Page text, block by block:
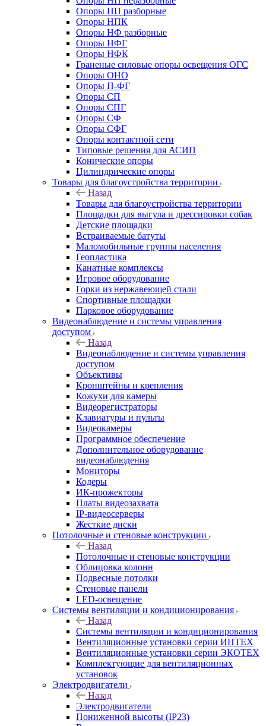
Опоры НП разборные
Опоры НПК
Опоры НФ разборные
Опоры НФГ
Опоры НФК
Граненые силовые опоры освещения ОГС
Опоры ОНО
Опоры П-ФГ
Опоры СП
Опоры СПГ
Опоры СФ
Опоры СФГ
Опоры контактной сети
Типовые решения для АСИП
Конические опоры
Цилиндрические опоры
Товары для благоустройства территории
Назад
Товары для благоустройства территории
Площадки для выгула и дрессировки собак
Детские площадки
Встраиваемые батуты
Маломобильные группы населения
Геопластика
Канатные комплексы
Игровое оборудование
Горки из нержавеющей стали
Спортивные площадки
Парковое оборудование
Видеонаблюдение и системы управления
доступом
Назад
Видеонаблюдение и системы управления
доступом
Объективы
Кронштейны и крепления
Кожухи для камеры
Видеорегистраторы
Клавиатуры и пульты
Видеокамеры
Программное обеспечение
Дополнительное оборудование
видеонаблюдения
Мониторы
Кодеры
ИК-прожекторы
Платы видеозахвата
IP-видеосерверы
Жесткие диски
Потолочные и стеновые конструкции
Назад
Потолочные и стеновые конструкции
Облицовка колонн
Подвесные потолки
Стеновые панели
LED-освещение
Системы вентиляции и кондиционирования
Назад
Системы вентиляции и кондиционирования
Вентиляционные установки серии ИНТЕХ
Вентиляционные установки серии ЭКОТЕХ
Комплектующие для вентиляционных
установок
Электродвигатели
Назад
Электродвигатели
Пониженной высоты (IP23)